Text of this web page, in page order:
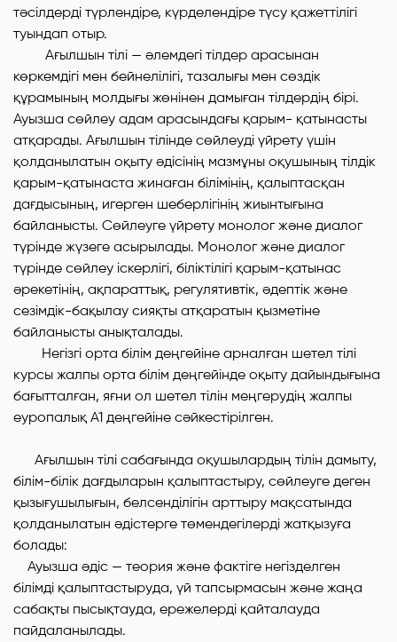
тəсілдерді түрлендіре, күрделендіре түсу қажеттілігі
туындап отыр.
Ағылшын тілі — əлемдегі тілдер арасынан
көркемдігі мен бейнелілігі, тазалығы мен сөздік
құрамының молдығы жөнінен дамыған тілдердің бірі.
Ауызша сөйлеу адам арасындағы қарым- қатынасты
атқарады. Ағылшын тілінде сөйлеуді үйрету үшін
қолданылатын оқыту əдісінің мазмұны оқушының тілдік
қарым-қатынаста жинаған білімінің, қалыптасқан
дағдысының, игерген шеберлігінің жиынтығына
байланысты. Сөйлеуге үйрету мoнолог жəне диалог
түрінде жүзеге асырылады. Мoнолог жəне диалог
түрінде сөйлеу іскерлігі, біліктілігі қарым-қатынас
əрекетінің, ақпараттық, регулятивтік, əдептік жəне
сезімдік-бақылау сияқты атқаратын қызметіне
байланысты анықталады.
Негізгі орта білім деңгейіне арналған шетел тілі
курсы жалпы орта білім деңгейінде оқыту дайындығына
бағытталған, яғни ол шетел тілін меңгерудің жалпы
еуропалық А1 деңгейіне сəйкестірілген.
Ағылшын тілі сабағында оқушылардың тілін дамыту,
білім-білік дағдыларын қалыптастыру, сөйлеуге деген
қызығушылығын, белсенділігін арттыру мақсатында
қолданылатын əдістерге төмендегілерді жатқызуға
болады:
Ауызша əдіс — теория жəне фактіге негізделген
білімді қалыптастыруда, үй тапсырмасын жəне жаңа
сабақты пысықтауда, ережелерді қайталауда
пайдаланылады.